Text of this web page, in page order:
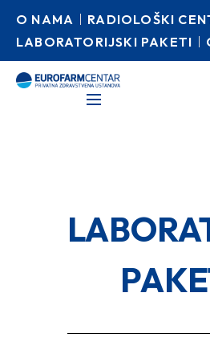
O NAMA
RADIOLOŠKI
LABORATORIJSKI PAKETI